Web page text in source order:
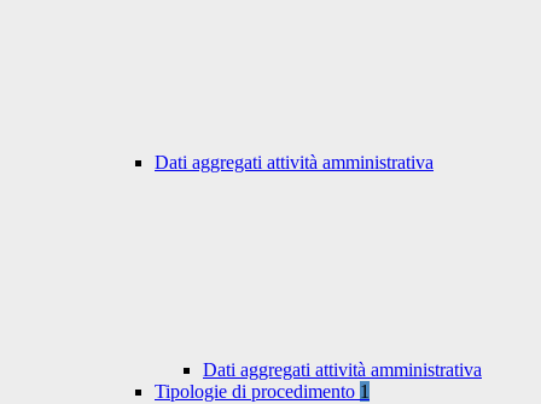
Dati aggregati attività amministrativa
Dati aggregati attività amministrativa
Tipologie di procedimento 1